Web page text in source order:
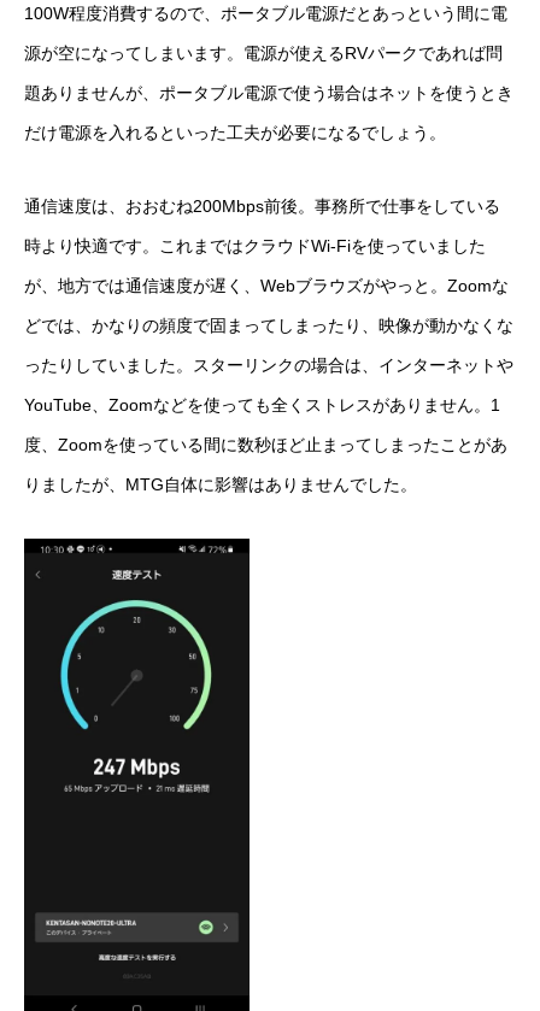
100W程度消費するので、ポータブル電源だとあっという間に電
源が空になってしまいます。電源が使えるRVパークであれば問
題ありませんが、ポータブル電源で使う場合はネットを使うとき
だけ電源を入れるといった工夫が必要になるでしょう。
通信速度は、おおむね200Mbps前後。事務所で仕事をしている
時より快適です。これまではクラウドWi-Fiを使っていました
が、地方では通信速度が遅く、Webブラウズがやっと。Zoomな
どでは、かなりの頻度で固まってしまったり、映像が動かなくな
ったりしていました。スターリンクの場合は、インターネットや
YouTube、Zoomなどを使っても全くストレスがありません。1
度、Zoomを使っている間に数秒ほど止まってしまったことがあ
りましたが、MTG自体に影響はありませんでした。